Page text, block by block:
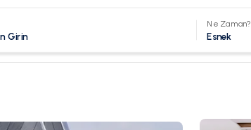
Ne Zaman?
Esnek